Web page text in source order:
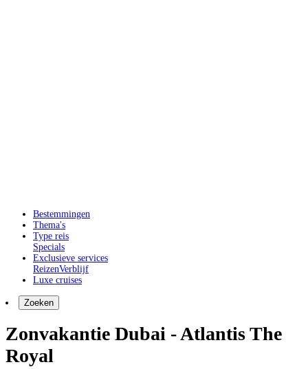
Bestemmingen
Thema's
Type reis
Specials
Exclusieve services
ReizenVerblijf
Luxe cruises
Zoeken
Zonvakantie Dubai - Atlantis The
Royal